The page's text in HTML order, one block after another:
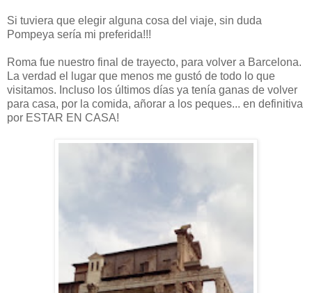
Si tuviera que elegir alguna cosa del viaje, sin duda
Pompeya sería mi preferida!!!
Roma fue nuestro final de trayecto, para volver a Barcelona.
La verdad el lugar que menos me gustó de todo lo que
visitamos. Incluso los últimos días ya tenía ganas de volver
para casa, por la comida, añorar a los peques... en definitiva
por ESTAR EN CASA!